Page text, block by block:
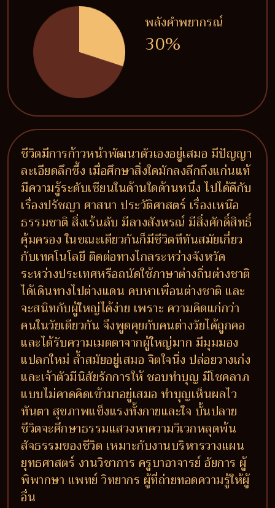
พลังคำพยากรณ์
30%
ชีวิตมีการก้าวหน้าพัฒนาตัวเองอยู่เสมอ มีปัญญา
ละเอียดลึกซึ้ง เมื่อศึกษาสิ่งใดมักลงลึกถึงแก่นแท้
มีความรู้ระดับเซียนในด้านใดด้านหนึ่ง ไปได้ดีกับ
เรื่องปรัชญา ศาสนา ประวัติศาสตร์ เรื่องเหนือ
ธรรมชาติ สิ่งเร้นลับ มีลางสังหรณ์ มีสิ่งศักดิ์สิทธิ์
คุ้มครอง ในขณะเดียวกันก็มีชีวิตทีทันสมัยเกี่ยว
กับเทคโนโลยี ติดต่อทางไกลระหว่างจังหวัด
ระหว่างประเทศหรือถนัดใช้ภาษาต่างถิ่นต่างชาติ
ได้เดินทางไปต่างแดน คบหาเพื่อนต่างชาติ และ
จะสนิทกับผู้ใหญ่ได้ง่าย เพราะ ความคิดแก่กว่า
คนในวัยเดียวกัน จึงพูดคุยกับคนต่างวัยได้ถูกคอ
และได้รับความเมตตาจากผู้ใหญ่มาก มีมุมมอง
แปลกใหม่ ล้ำสมัยอยู่เสมอ จิตใจนิ่ง ปล่อยวางเก่ง
และเจ้าตัวมีนิสัยรักการให้ ชอบทำบุญ มีโชคลาภ
แบบไม่คาดคิดเข้ามาอยู่เสมอ ทำบุญเห็นผลไว
ทันตา สุขภาพแข็งแรงทั้งกายและใจ บั้นปลาย
ชีวิตจะศึกษาธรรมแสวงหาความวิเวกหลุดพ้น
สัจธรรมของชีวิต เหมาะกับงานบริหารวางแผน
ยุทธศาสตร์ งานวิชาการ ครูบาอาจารย์ อัยการ ผู้
พิพากษา แพทย์ วิทยากร ผู้ที่ถ่ายทอดความรู้ให้ผู้
อื่น